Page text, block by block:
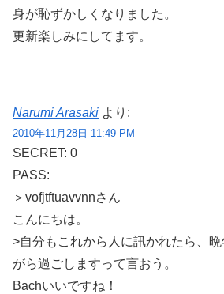
身が恥ずかしくなりました。
更新楽しみにしてます。
Narumi Arasaki より:
2010年11月28日 11:49 PM
SECRET: 0
PASS:
＞vofjtftuavvnnさん
こんにちは。
>自分もこれから人に訊かれたら、
がら過ごしますって言おう。
Bachいいですね！